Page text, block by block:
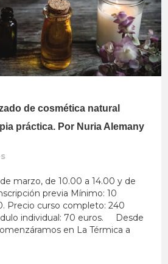
de cosmética natural
práctica. Por Nuria Alemany
marzo, de 10.00 a 14.00 y de
previa Mínimo: 10
Precio curso completo: 240
individual: 70 euros. Desde
en La Térmica a